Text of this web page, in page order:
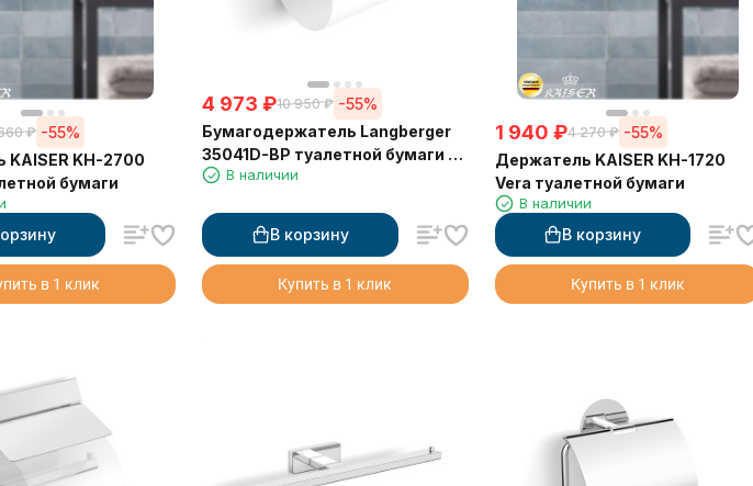
₽ -55%
KH-2700
бумаги
в 1 клик
4 973 ₽10 950 ₽ -55%
Бумагодержатель Langberger
35041D-BP туалетной бумаги с
металлической полкой черный
В наличии
В корзину
Купить в 1 клик
1 940 ₽4 270 ₽ -55%
Держатель KAISER KH-1720
Vera туалетной бумаги
В наличии
В корзину
Купить в 1 клик